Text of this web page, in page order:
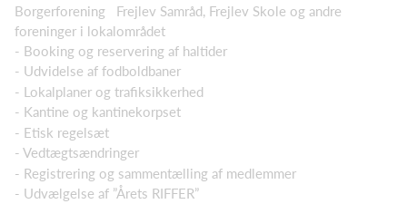
Borgerforening Frejlev Samråd, Frejlev Skole og andre
foreninger i lokalområdet
- Booking og reservering af haltider
- Udvidelse af fodboldbaner
- Lokalplaner og trafiksikkerhed
- Kantine og kantinekorpset
- Etisk regelsæt
- Vedtægtsændringer
- Registrering og sammentælling af medlemmer
- Udvælgelse af ”Årets RIFFER”